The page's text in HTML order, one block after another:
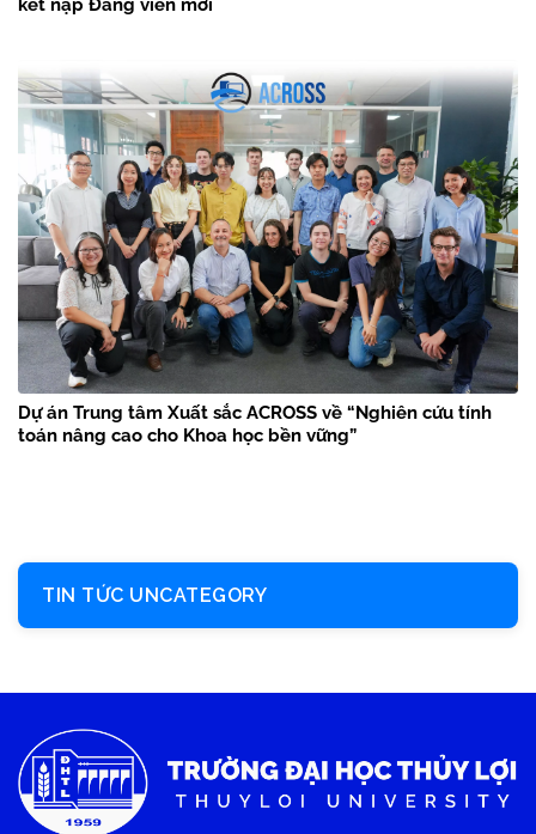
kết nạp Đảng viên mới
Dự án Trung tâm Xuất sắc ACROSS về “Nghiên cứu tính
toán nâng cao cho Khoa học bền vững”
TIN TỨC UNCATEGORY